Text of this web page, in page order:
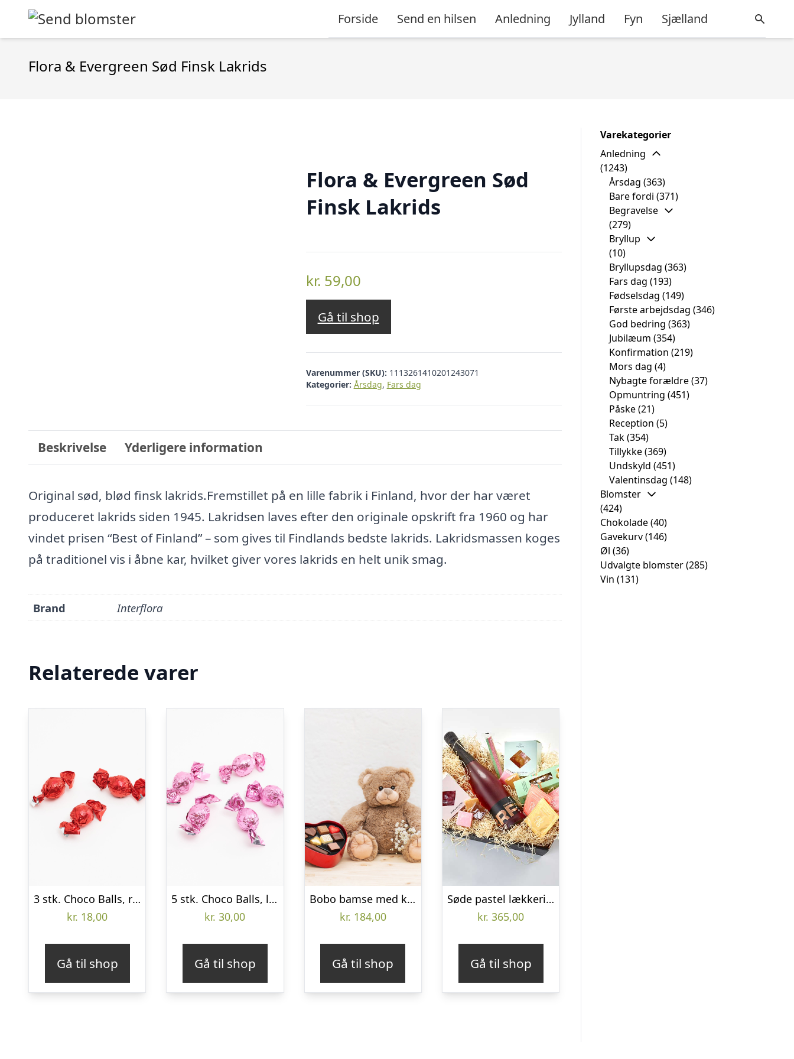
Forside Send en hilsen Anledning Jylland Fyn Sjælland
Flora & Evergreen Sød Finsk Lakrids
Flora & Evergreen Sød
Finsk Lakrids
kr. 59,00
Gå til shop
Varenummer (SKU): 1113261410201243071
Kategorier: Årsdag, Fars dag
Beskrivelse Yderligere information
Original sød, blød finsk lakrids.Fremstillet på en lille fabrik i Finland, hvor der har været
produceret lakrids siden 1945. Lakridsen laves efter den originale opskrift fra 1960 og har
vindet prisen “Best of Finland” – som gives til Findlands bedste lakrids. Lakridsmassen koges
på traditionel vis i åbne kar, hvilket giver vores lakrids en helt unik smag.
Brand Interflora
Relaterede varer
3 stk. Choco Balls, rød
kr. 18,00
Gå til shop
5 stk. Choco Balls, lyserød
kr. 30,00
Gå til shop
Bobo bamse med kærlighed
kr. 184,00
Gå til shop
Søde pastel lækkerier – Send blomster med Bloomit
kr. 365,00
Gå til shop
Varekategorier
Anledning
(1243)
Årsdag (363)
Bare fordi (371)
Begravelse
(279)
Bryllup
(10)
Bryllupsdag (363)
Fars dag (193)
Fødselsdag (149)
Første arbejdsdag (346)
God bedring (363)
Jubilæum (354)
Konfirmation (219)
Mors dag (4)
Nybagte forældre(37)
Opmuntring (451)
Påske(21)
Reception (5)
Tak(354)
Tillykke(369)
Undskyld (451)
Valentinsdag (148)
Blomster
(424)
Chokolade(40)
Gavekurv(146)
Øl (36)
Udvalgte blomster(285)
Vin (131)